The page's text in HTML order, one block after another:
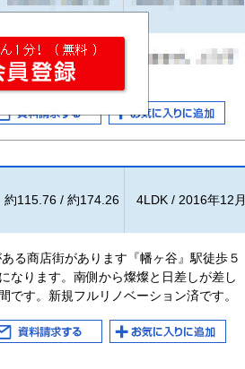
約115.76 / 約174.26 4LDK / 2016年12月
る商店街があります『幡ヶ谷』駅徒歩５
なります。南側から燦燦と日差しが差し
です。新規フルリノベーション済です。